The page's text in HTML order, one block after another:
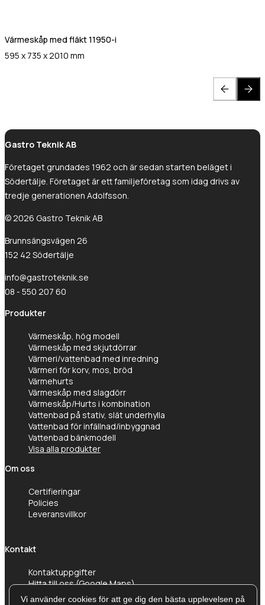
Värmeskåp med fläkt 11950-i
595 x 735 x 2010 mm
Gastro Teknik AB
Företaget grundades 1962 och är sedan starten beläget i
Södertälje. Företaget är ett familjeföretag som idag drivs av
tredje generationen Adolfsson.
© 2026 Gastro Teknik AB
Brunnsängsvägen 26
152 42 Södertälje
info@gastroteknik.se
08 - 550 207 60
Produkter
Värmeskåp, hög modell
Värmeskåp med skjutdörrar
Värmeri/vattenbad med inredning
Värmeri för korv, mos, bröd
Värmehurts
Värmeskåp med slagdörr
Värmeskåp/Hurts i kombination
Vattenbad på stativ, slät underhylla
Vattenbad för infällnad/inbyggnad
Vattenbad bänkmodell
Visa alla produkter
Om oss
Certifieringar
Policies
Leveransvillkor
Kontakt
Kontaktuppgifter
Hitta till oss (Google Maps)
Vi använder cookies för att ge dig den bästa upplevelsen på